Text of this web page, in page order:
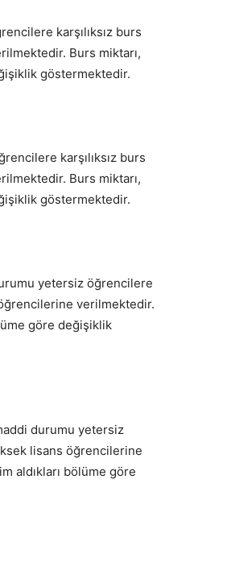
karşılıksız burs
Burs miktarı,
göstermektedir.
karşılıksız burs
Burs miktarı,
göstermektedir.
yetersiz öğrencilere
verilmektedir.
göre değişiklik
durumu yetersiz
lisans öğrencilerine
aldıkları bölüme göre